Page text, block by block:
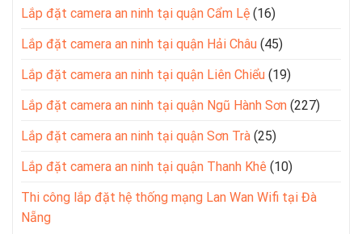
Lắp đặt camera an ninh tại quận Cẩm Lệ (16)
Lắp đặt camera an ninh tại quận Hải Châu (45)
Lắp đặt camera an ninh tại quận Liên Chiểu (19)
Lắp đặt camera an ninh tại quận Ngũ Hành Sơn (227)
Lắp đặt camera an ninh tại quận Sơn Trà (25)
Lắp đặt camera an ninh tại quận Thanh Khê (10)
Thi công lắp đặt hệ thống mạng Lan Wan Wifi tại Đà
Nẵng